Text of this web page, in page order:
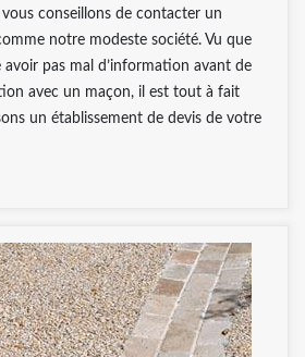
conseillons de contacter un
notre modeste société. Vu que
pas mal d’information avant de
avec un maçon, il est tout à fait
un établissement de devis de votre